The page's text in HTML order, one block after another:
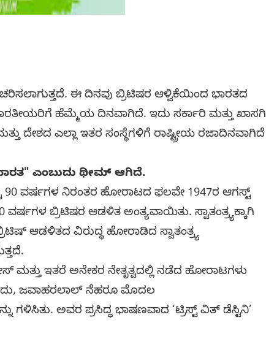
ಈ ದಿನವು ಬ್ರಿಟಿಷರ ಆಳ್ವಿಕೆಯಿಂದ ಭಾರತದ
ಭಾರತೀಯರಿಗೆ ಹೆಮ್ಮೆಯ ದಿನವಾಗಿದೆ. ಇದು ಸರ್ಕಾರಿ ಮತ್ತು ಖಾಸಗಿ
ದೇಶದ ಎಲ್ಲಾ ಇತರ ಸಂಸ್ಥೆಗಳಿಗೆ ರಾಷ್ಟ್ರೀಯ ರಜಾದಿನವಾಗಿದೆ
ಎಂಬುದು ಥೀಮ್ ಆಗಿದೆ.
90 ವರ್ಷಗಳ ನಿರಂತರ ಹೋರಾಟದ ಫಲವೇ 1947ರ ಆಗಸ್ಟ್
ವರ್ಷಗಳ ಬ್ರಿಟಿಷರ ಆಡಳಿತ ಅಂತ್ಯವಾಯಿತು. ಸ್ವಾತಂತ್ರ್ಯಕ್ಕಾಗಿ
ಆಡಳಿತದ ವಿರುದ್ಧ ಹೋರಾಡಿದ ಸ್ವಾತಂತ್ರ್ಯ
ಇತರೆ ಅನೇಕರ ನೇತೃತ್ವದಲ್ಲಿ ನಡೆದ ಹೋರಾಟಗಳು
ಜವಾಹರಲಾಲ್ ನೆಹರೂ ಮೊದಲ
ಗಳಿಸಿತು. ಅವರ ಪ್ರಸಿದ್ಧ ಭಾಷಣವಾದ ‘ಟ್ರಿಸ್ಟ್ ವಿತ್ ಡೆಸ್ಟಿನಿ’